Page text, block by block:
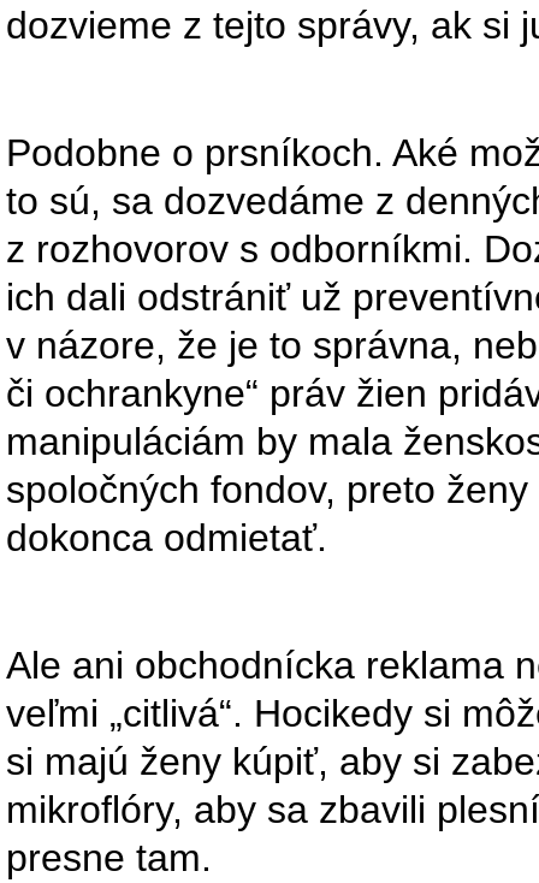
dozvieme z tejto správy, ak si
Podobne o prsníkoch. Aké
to sú, sa dozvedáme z
z rozhovorov s odborníkmi.
ich dali odstrániť už
v názore, že je to správna,
či ochrankyne“ práv žien
manipuláciám by mala
spoločných fondov, preto
dokonca odmietať.
Ale ani obchodnícka reklama
veľmi „citlivá“. Hocikedy si
si majú ženy kúpiť, aby si
mikroflóry, aby sa zbavili
presne tam.